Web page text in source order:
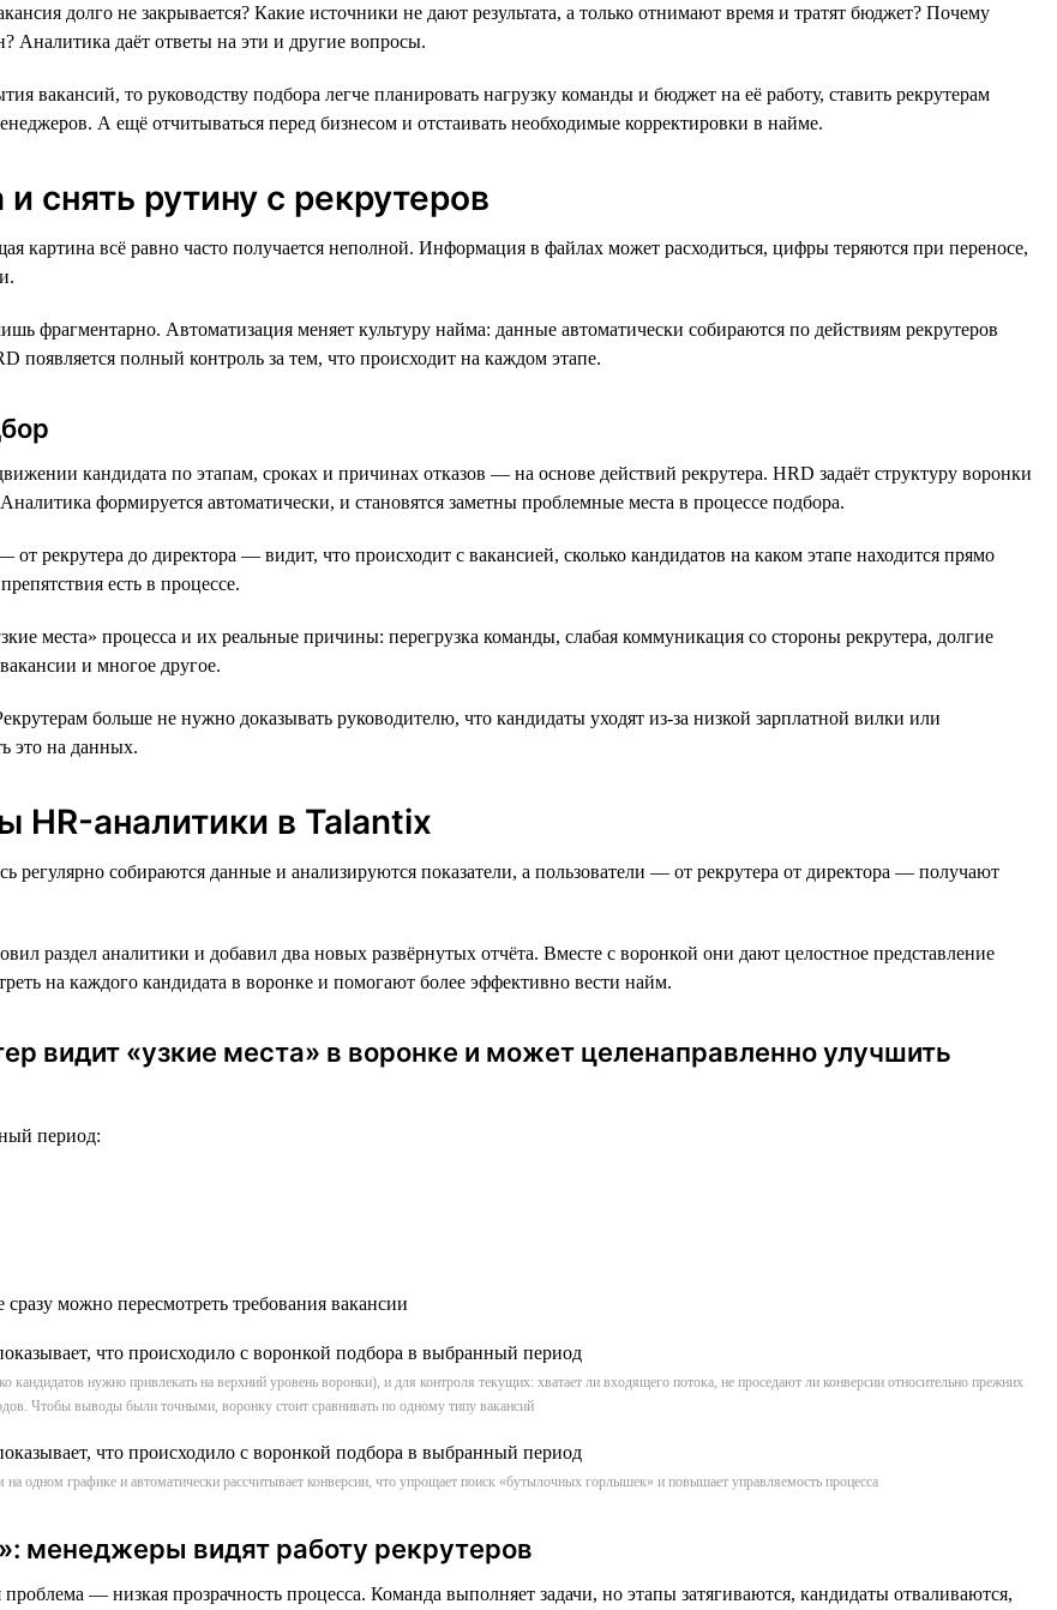
долго не закрывается? Какие источники не дают результата, а только отнимают время и тратят бюджет? Почему
Аналитика даёт ответы на эти и другие вопросы.
вакансий, то руководству подбора легче планировать нагрузку команды и бюджет на её работу, ставить рекрутерам
А ещё отчитываться перед бизнесом и отстаивать необходимые корректировки в найме.
снять рутину с рекрутеров
картина всё равно часто получается неполной. Информация в файлах может расходиться, цифры теряются при переносе,
фрагментарно. Автоматизация меняет культуру найма: данные автоматически собираются по действиям рекрутеров
полный контроль за тем, что происходит на каждом этапе.
кандидата по этапам, сроках и причинах отказов — на основе действий рекрутера. HRD задаёт структуру воронки
формируется автоматически, и становятся заметны проблемные места в процессе подбора.
рекрутера до директора — видит, что происходит с вакансией, сколько кандидатов на каком этапе находится прямо
есть в процессе.
места» процесса и их реальные причины: перегрузка команды, слабая коммуникация со стороны рекрутера, долгие
и многое другое.
больше не нужно доказывать руководителю, что кандидаты уходят из-за низкой зарплатной вилки или
это на данных.
HR-аналитики в Talantix
регулярно собираются данные и анализируются показатели, а пользователи — от рекрутера от директора — получают
раздел аналитики и добавил два новых развёрнутых отчёта. Вместе c воронкой они дают целостное представление
на каждого кандидата в воронке и помогают более эффективно вести найм.
видит «узкие места» в воронке и может целенаправленно улучшить
период:
можно пересмотреть требования вакансии
кандидатов нужно привлекать на верхний уровень воронки), и для контроля текущих: хватает ли входящего потока, не проседают ли конверсии относительно прежних
Чтобы выводы были точными, воронку стоит сравнивать по одному типу вакансий
одном графике и автоматически рассчитывает конверсии, что упрощает поиск «бутылочных горлышек» и повышает управляемость процесса
менеджеры видят работу рекрутеров
— низкая прозрачность процесса. Команда выполняет задачи, но этапы затягиваются, кандидаты отваливаются,